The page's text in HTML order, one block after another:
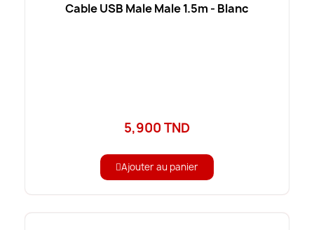
Cable USB Male Male 1.5m - Blanc
5,900 TND
Ajouter au panier